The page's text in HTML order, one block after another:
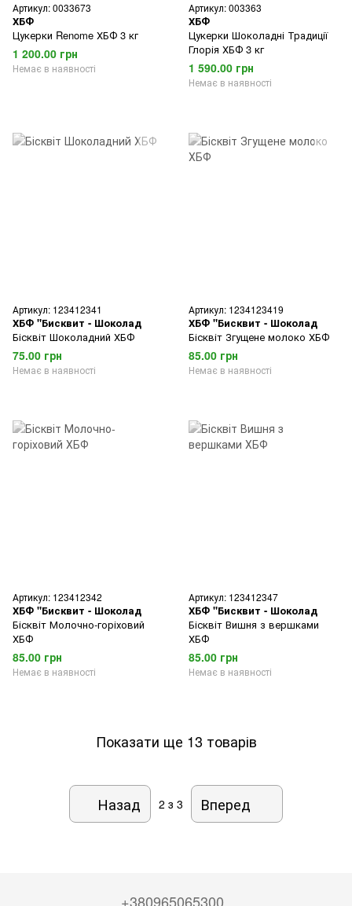
Артикул: 0033673
ХБФ
Цукерки Renome ХБФ 3 кг
1 200.00 грн
Немає в наявності
Артикул: 003363
ХБФ
Цукерки Шоколадні Традиції
Глорія ХБФ 3 кг
1 590.00 грн
Немає в наявності
Артикул: 123412341
ХБФ "Бисквит - Шоколад
Бісквіт Шоколадний ХБФ
75.00 грн
Немає в наявності
Артикул: 1234123419
ХБФ "Бисквит - Шоколад
Бісквіт Згущене молоко ХБФ
85.00 грн
Немає в наявності
Артикул: 123412342
ХБФ "Бисквит - Шоколад
Бісквіт Молочно-горіховий
ХБФ
85.00 грн
Немає в наявності
Артикул: 123412347
ХБФ "Бисквит - Шоколад
Бісквіт Вишня з вершками
ХБФ
85.00 грн
Немає в наявності
Показати ще 13 товарів
Назад 2 з 3 Вперед
+380965065300